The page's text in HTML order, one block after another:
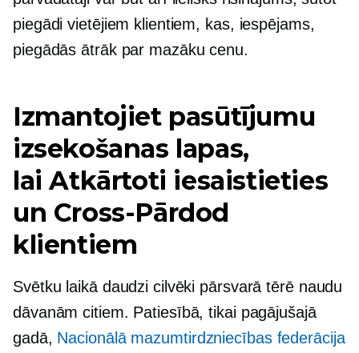
piegādi vietējiem klientiem, kas, iespējams,
piegādās ātrāk par mazāku cenu.
Izmantojiet pasūtījumu
izsekošanas lapas,
laiAtkārtoti iesaistieties
un Cross-Pārdod
klientiem
Svētku laikā daudzi cilvēki pārsvarā tērē naudu
dāvanām citiem. Patiesībā, tikai pagājušajā
gadā, Nacionālā mazumtirdzniecības federācija